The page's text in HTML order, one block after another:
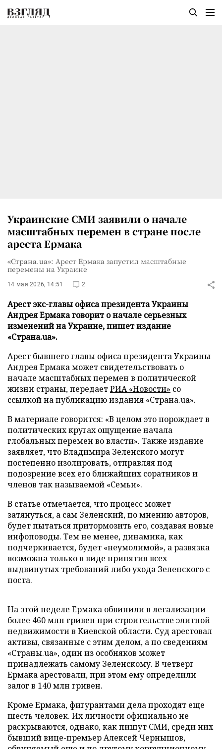
Украинские СМИ заявили о начале
масштабных перемен в стране после
ареста Ермака
«Страна.ua»: Арест Ермака запустил масштабные
перемены на Украине
14 мая 2026, 14:51 2
Арест экс-главы офиса президента Украины
Андрея Ермака говорит о начале серьезных
изменений на Украине, пишет издание
«Страна.ua».
Арест бывшего главы офиса президента Украины
Андрея Ермака может свидетельствовать о
начале масштабных перемен в политической
жизни страны, передаетРИА «Новости» со
ссылкой на публикацию издания «Страна.ua».
В материале говорится: «В целом это порождает в
политических кругах ощущение начала
глобальных перемен во власти». Также издание
заявляет, что Владимира Зеленского могут
постепенно изолировать, отправляя под
подозрение всех его ближайших соратников и
членов так называемой «Семьи».
В статье отмечается, что процесс может
затянуться, а сам Зеленский, по мнению авторов,
будет пытаться притормозить его, создавая новые
инфоповоды. Тем не менее, динамика, как
подчеркивается, будет «неумолимой», а развязка
возможна только в виде принятия всех
выдвинутых требований либо ухода Зеленского с
поста.
На этой неделе Ермака обвинили в легализации
более 460 млн гривен при строительстве элитной
недвижимости в Киевской области. Суд арестовал
активы, связанные с этим делом, а по сведениям
«Страны.ua», один из особняков может
принадлежать самому Зеленскому. В четверг
Ермака арестовали, при этом ему определили
залог в 140 млн гривен.
Кроме Ермака, фигурантами дела проходят еще
шесть человек. Их личности официально не
раскрываются, однако, как пишут СМИ, среди них
бывший вице-премьер Алексей Чернышов,